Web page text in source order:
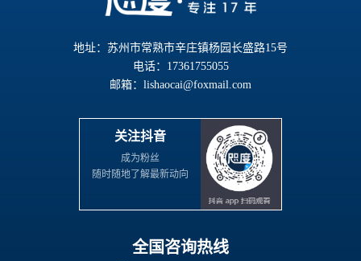
地址：苏州市常熟市辛庄镇杨园长盛路15号
电话：17361755055
邮箱：lishaocai@foxmail.com
关注抖音
成为粉丝
随时随地了解最新动向
全国咨询热线